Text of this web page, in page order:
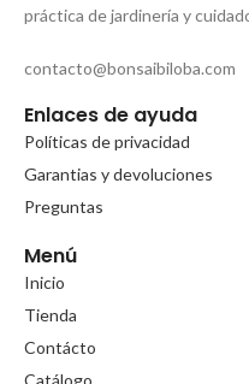
práctica de jardinería y
contacto@bonsaibiloba.com
Enlaces de ayuda
Políticas de privacidad
Garantias y devoluciones
Preguntas
Menú
Inicio
Tienda
Contácto
Catálogo